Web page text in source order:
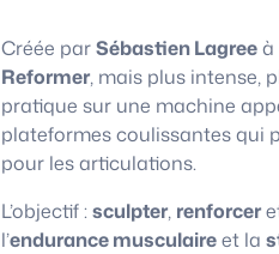
Créée parSébastien Lagreeà
Reformer, mais plus intense,
pratique sur une machine
plateformes coulissantes qui
pour les articulations.
L’objectif :sculpter, renforcer
l’endurance musculaireet la